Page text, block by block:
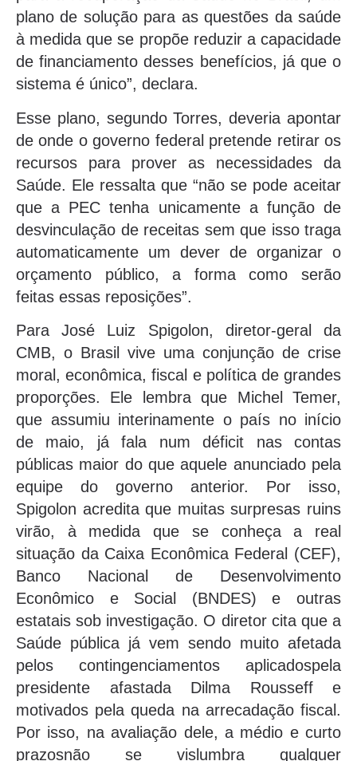
plano de solução para as questões da saúde
à medida que se propõe reduzir a capacidade
de financiamento desses benefícios, já que o
sistema é único”, declara.
Esse plano, segundo Torres, deveria apontar
de onde o governo federal pretende retirar os
recursos para prover as necessidades da
Saúde. Ele ressalta que “não se pode aceitar
que a PEC tenha unicamente a função de
desvinculação de receitas sem que isso traga
automaticamente um dever de organizar o
orçamento público, a forma como serão
feitas essas reposições”.
Para José Luiz Spigolon, diretor-geral da
CMB, o Brasil vive uma conjunção de crise
moral, econômica, fiscal e política de grandes
proporções. Ele lembra que Michel Temer,
que assumiu interinamente o país no início
de maio, já fala num déficit nas contas
públicas maior do que aquele anunciado pela
equipe do governo anterior. Por isso,
Spigolon acredita que muitas surpresas ruins
virão, à medida que se conheça a real
situação da Caixa Econômica Federal (CEF),
Banco Nacional de Desenvolvimento
Econômico e Social (BNDES) e outras
estatais sob investigação. O diretor cita que a
Saúde pública já vem sendo muito afetada
pelos contingenciamentos aplicadospela
presidente afastada Dilma Rousseff e
motivados pela queda na arrecadação fiscal.
Por isso, na avaliação dele, a médio e curto
prazosnão se vislumbra qualquer